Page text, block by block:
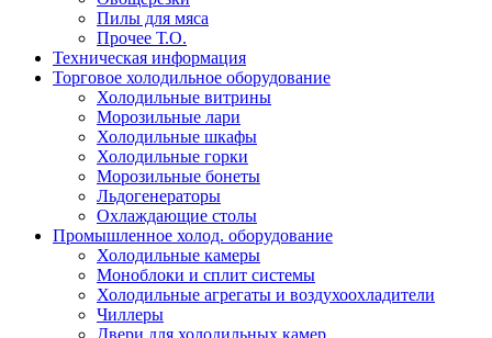
Пилы для мяса
Прочее Т.О.
Техническая информация
Торговое холодильное оборудование
Холодильные витрины
Морозильные лари
Холодильные шкафы
Холодильные горки
Морозильные бонеты
Льдогенераторы
Охлаждающие столы
Промышленное холод. оборудование
Холодильные камеры
Моноблоки и сплит системы
Холодильные агрегаты и воздухоохладители
Чиллеры
Двери для холодильных камер